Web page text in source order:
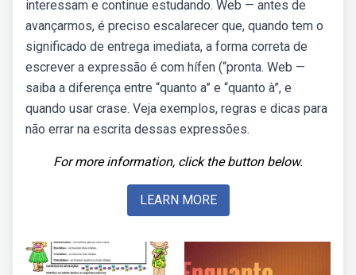
interessam e continue estudando. Web — antes de
avançarmos, é preciso escalarecer que, quando tem o
significado de entrega imediata, a forma correta de
escrever a expressão é com hífen (“pronta. Web —
saiba a diferença entre “quanto a” e “quanto à”, e
quando usar crase. Veja exemplos, regras e dicas para
não errar na escrita dessas expressões.
For more information, click the button below.
LEARN MORE